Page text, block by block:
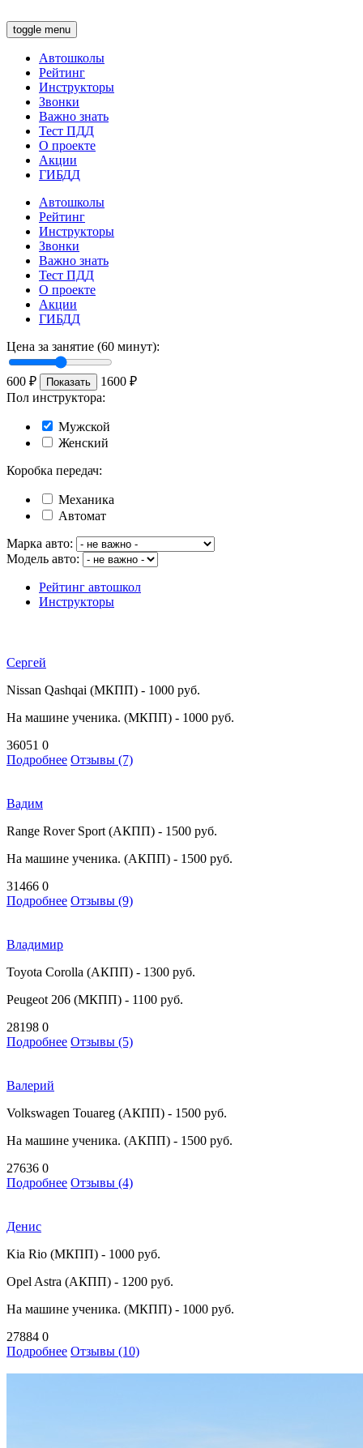
toggle menu
Автошколы
Рейтинг
Инструкторы
Звонки
Важно знать
Тест ПДД
О проекте
Акции
ГИБДД
Автошколы
Рейтинг
Инструкторы
Звонки
Важно знать
Тест ПДД
О проекте
Акции
ГИБДД
Цена за занятие (60 минут):
600 ₽ Показать 1600 ₽
Пол инструктора:
Мужской
Женский
Коробка передач:
Механика
Автомат
Марка авто:
Модель авто:
Рейтинг автошкол
Инструкторы
Сергей
Nissan Qashqai (МКПП) - 1000 руб.
На машине ученика. (МКПП) - 1000 руб.
36051 0
Подробнее Отзывы (7)
Вадим
Range Rover Sport (АКПП) - 1500 руб.
На машине ученика. (АКПП) - 1500 руб.
31466 0
Подробнее Отзывы (9)
Владимир
Toyota Corolla (АКПП) - 1300 руб.
Peugeot 206 (МКПП) - 1100 руб.
28198 0
Подробнее Отзывы (5)
Валерий
Volkswagen Touareg (АКПП) - 1500 руб.
На машине ученика. (АКПП) - 1500 руб.
27636 0
Подробнее Отзывы (4)
Денис
Kia Rio (МКПП) - 1000 руб.
Opel Astra (АКПП) - 1200 руб.
На машине ученика. (МКПП) - 1000 руб.
27884 0
Подробнее Отзывы (10)